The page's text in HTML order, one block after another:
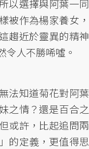
以選擇與阿葉一同
被作為楊家養女，
趨近於靈異的精神
令人不勝唏噓。
法知道菊花對阿葉
之情？還是百合之
或許，比起追問兩
的定義，更值得思